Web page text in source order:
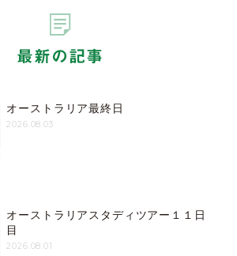
最新の記事
オーストラリア最終日
2026.08.03
オーストラリアスタディツアー１１日
目
2026.08.01